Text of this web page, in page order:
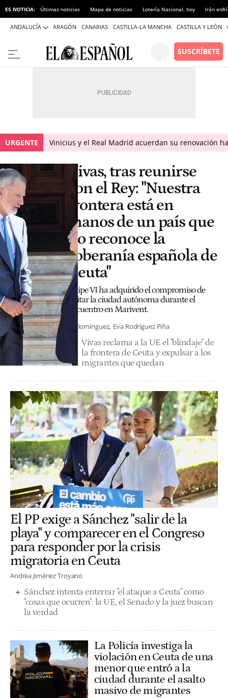
ES NOTICIA: Últimas noticias Mapa de noticias Lotería Nacional, hoy Irán
ANDALUCÍA ARAGÓN CANARIAS CASTILLA-LA MANCHA CASTILLA Y LEÓN
URGENTE Vinicius y el Real Madrid acuerdan su renovación
Vivas, tras reunirse
con el Rey: "Nuestra
frontera está en
manos de un país que
no reconoce la
soberanía española de
Ceuta"
Felipe VI ha adquirido el compromiso de
visitar la ciudad autónoma durante el
encuentro en Marivent.
G. Domínguez Eva Rodríguez Piña
Vivas reclama a la UE el "blindaje" de
la frontera de Ceuta y expulsar a los
migrantes que quedan
El PP exige a Sánchez "salir de la
playa" y comparecer en el Congreso
para responder por la crisis
migratoria en Ceuta
Andrea Jiménez Troyano
Sánchez intenta enterrar "el ataque a Ceuta" como
"cosas que ocurren": la UE, el Senado y la juez buscan
la verdad
La Policía investiga la
violación en Ceuta de una
menor que entró a la
ciudad durante el asalto
masivo de migrantes